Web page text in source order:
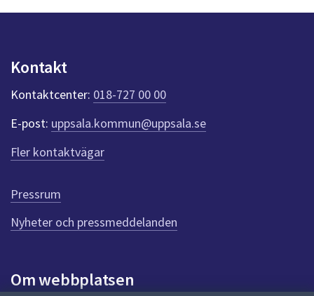
n
k
t
e
r
f
ö
r
e
n
n
a
d
Kontakt
Kontaktcenter: 018-727 00 00
E-post: uppsala.kommun@uppsala.se
Fler kontaktvägar
Pressrum
Nyheter och pressmeddelanden
Om webbplatsen